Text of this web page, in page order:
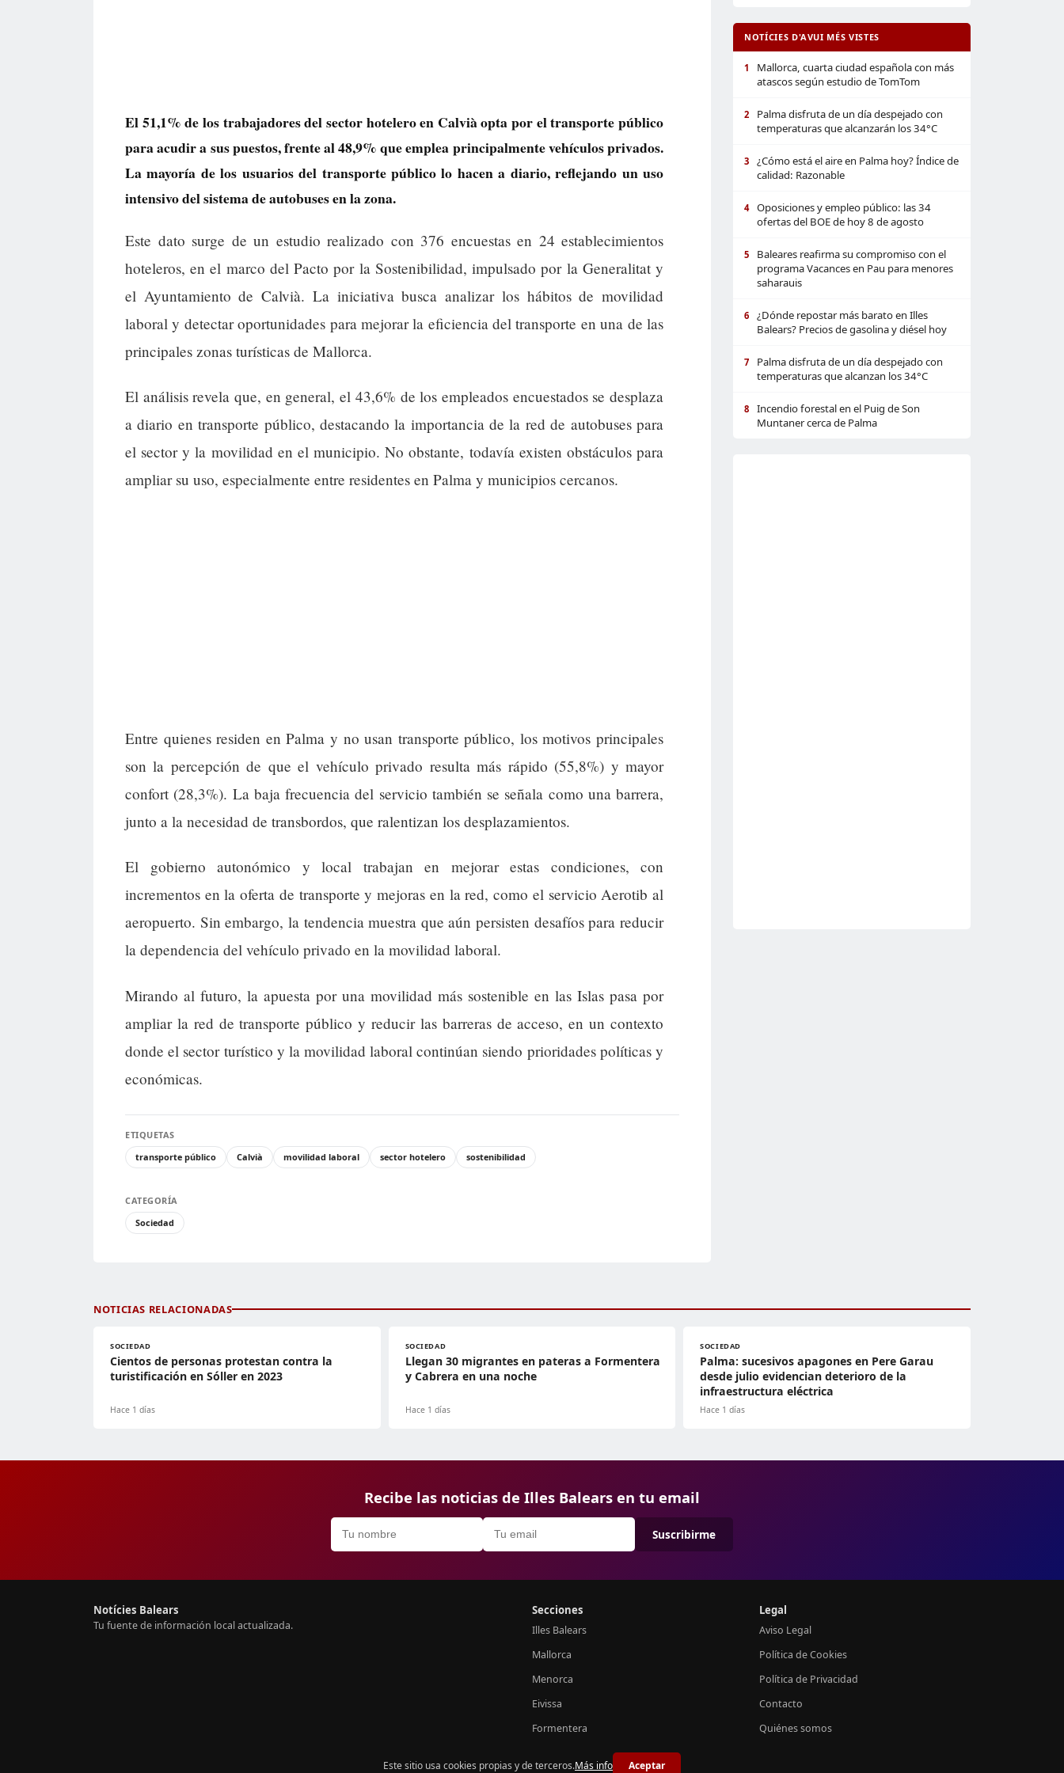
El 51,1% de los trabajadores del sector hotelero en Calvià opta por el transporte público
para acudir a sus puestos, frente al 48,9% que emplea principalmente vehículos privados.
La mayoría de los usuarios del transporte público lo hacen a diario, reflejando un uso
intensivo del sistema de autobuses en la zona.
Este dato surge de un estudio realizado con 376 encuestas en 24 establecimientos
hoteleros, en el marco del Pacto por la Sostenibilidad, impulsado por la Generalitat y
el Ayuntamiento de Calvià. La iniciativa busca analizar los hábitos de movilidad
laboral y detectar oportunidades para mejorar la eficiencia del transporte en una de las
principales zonas turísticas de Mallorca.
El análisis revela que, en general, el 43,6% de los empleados encuestados se desplaza
a diario en transporte público, destacando la importancia de la red de autobuses para
el sector y la movilidad en el municipio. No obstante, todavía existen obstáculos para
ampliar su uso, especialmente entre residentes en Palma y municipios cercanos.
Entre quienes residen en Palma y no usan transporte público, los motivos principales
son la percepción de que el vehículo privado resulta más rápido (55,8%) y mayor
confort (28,3%). La baja frecuencia del servicio también se señala como una barrera,
junto a la necesidad de transbordos, que ralentizan los desplazamientos.
El gobierno autonómico y local trabajan en mejorar estas condiciones, con
incrementos en la oferta de transporte y mejoras en la red, como el servicio Aerotib al
aeropuerto. Sin embargo, la tendencia muestra que aún persisten desafíos para reducir
la dependencia del vehículo privado en la movilidad laboral.
Mirando al futuro, la apuesta por una movilidad más sostenible en las Islas pasa por
ampliar la red de transporte público y reducir las barreras de acceso, en un contexto
donde el sector turístico y la movilidad laboral continúan siendo prioridades políticas y
económicas.
ETIQUETAS
transporte público
Calvià movilidad laboral sector hotelero sostenibilidad
CATEGORÍA
Sociedad
NOTÍCIES D'AVUI MÉS VISTES
1
Mallorca, cuarta ciudad española con más
atascos según estudio de TomTom
2
Palma disfruta de un día despejado con
temperaturas que alcanzarán los 34°C
3
¿Cómo está el aire en Palma hoy? Índice de
calidad: Razonable
4
Oposiciones y empleo público: las 34
ofertas del BOE de hoy 8 de agosto
5
Baleares reafirma su compromiso con el
programa Vacances en Pau para menores
saharauis
6
¿Dónde repostar más barato en Illes
Balears? Precios de gasolina y diésel hoy
7
Palma disfruta de un día despejado con
temperaturas que alcanzan los 34°C
8
Incendio forestal en el Puig de Son
Muntaner cerca de Palma
NOTICIAS RELACIONADAS
SOCIEDAD
Cientos de personas protestan contra la
turistificación en Sóller en 2023
Hace 1 días
SOCIEDAD
Llegan 30 migrantes en pateras a Formentera
y Cabrera en una noche
Hace 1 días
SOCIEDAD
Palma: sucesivos apagones en Pere Garau
desde julio evidencian deterioro de la
infraestructura eléctrica
Hace 1 días
Recibe las noticias de Illes Balears en tu email
Suscribirme
Notícies Balears
Tu fuente de información local actualizada.
Secciones
Illes Balears
Mallorca
Menorca
Eivissa
Formentera
Legal
Aviso Legal
Política de Cookies
Política de Privacidad
Contacto
Quiénes somos
Este sitio usa cookies propias y de terceros.Más info Aceptar